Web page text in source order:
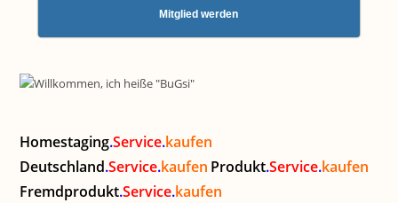
Mitglied werden
Homestaging.Service.kaufen
Deutschland.Service.kaufen Produkt.Service.kaufen
Fremdprodukt.Service.kaufen